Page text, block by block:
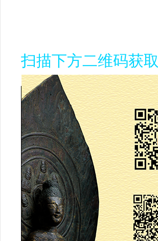
扫描下方二维码获取